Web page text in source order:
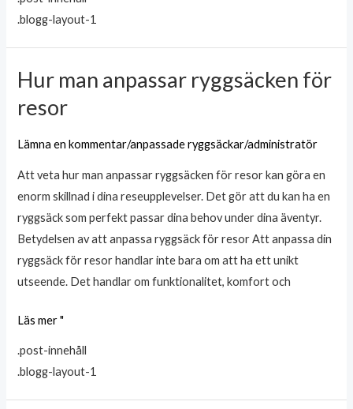
.blogg-layout-1
Hur man anpassar ryggsäcken för
resor
Lämna en kommentar/anpassade ryggsäckar/administratör
Att veta hur man anpassar ryggsäcken för resor kan göra en
enorm skillnad i dina reseupplevelser. Det gör att du kan ha en
ryggsäck som perfekt passar dina behov under dina äventyr.
Betydelsen av att anpassa ryggsäck för resor Att anpassa din
ryggsäck för resor handlar inte bara om att ha ett unikt
utseende. Det handlar om funktionalitet, komfort och
Hur
anpassar
ryggsäcken
resor
Läs mer "
.post-innehåll
.blogg-layout-1